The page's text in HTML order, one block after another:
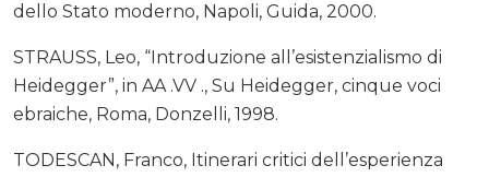
dello Stato moderno, Napoli, Guida, 2000.
STRAUSS, Leo, “Introduzione all’esistenzialismo di
Heidegger”, in AA .VV ., Su Heidegger, cinque voci
ebraiche, Roma, Donzelli, 1998.
TODESCAN, Franco, Itinerari critici dell’esperienza